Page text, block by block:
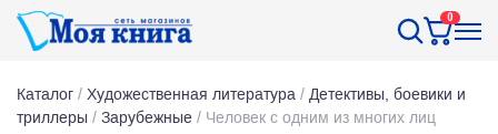
0
Каталог / Художественная литература / Детективы, боевики и
триллеры / Зарубежные / Человек с одним из многих лиц